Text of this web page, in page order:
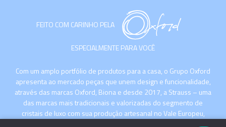
FEITO COM CARINHO PELA
ESPECIALMENTE PARA VOCÊ
Com um amplo portfólio de produtos para a casa, o Grupo Oxford
apresenta ao mercado peças que unem design e funcionalidade,
através das marcas Oxford, Biona e desde 2017, a Strauss – uma
das marcas mais tradicionais e valorizadas do segmento de
cristais de luxo com sua produção artesanal no Vale Europeu,